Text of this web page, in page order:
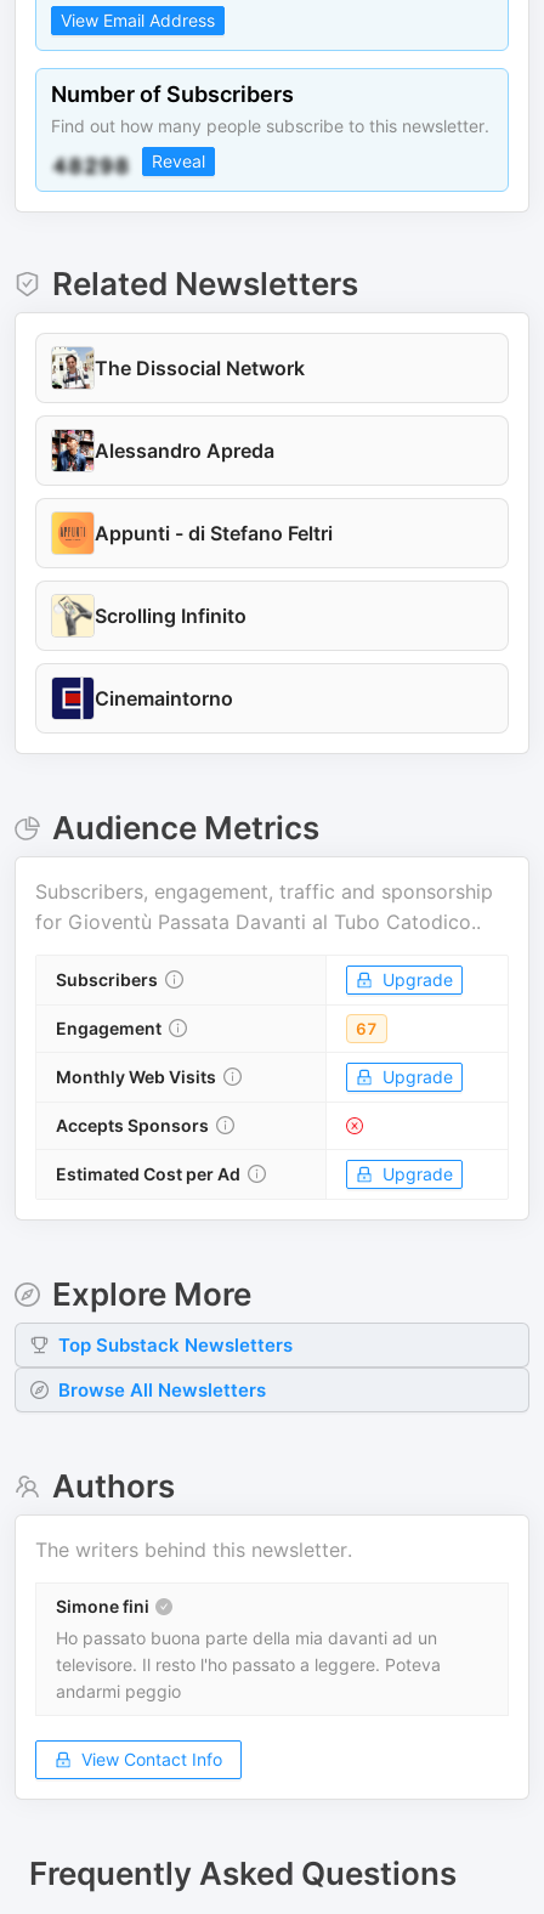
View Email Address
Number of Subscribers
Find out how many people subscribe to this newsletter.
Reveal
Related Newsletters
The Dissocial Network
Alessandro Apreda
Appunti - di Stefano Feltri
Scrolling Infinito
Cinemaintorno
Audience Metrics
Subscribers, engagement, traffic and sponsorship
for Gioventù Passata Davanti al Tubo Catodico..
Subscribers Upgrade
Engagement 67
Monthly Web Visits Upgrade
Accepts Sponsors
Estimated Cost per Ad Upgrade
Explore More
Top Substack Newsletters
Browse All Newsletters
Authors
The writers behind this newsletter.
Simone fini
Ho passato buona parte della mia davanti ad un
televisore. Il resto l'ho passato a leggere. Poteva
andarmi peggio
View Contact Info
Frequently Asked Questions